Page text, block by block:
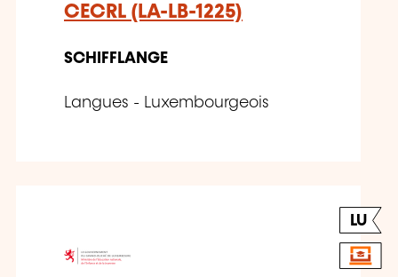
CECRL (LA-LB-1225)
SCHIFFLANGE
Langues - Luxembourgeois
LU